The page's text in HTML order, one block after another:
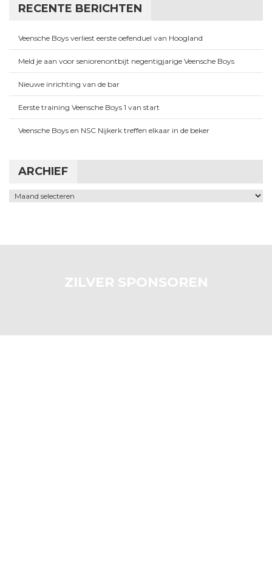
RECENTE BERICHTEN
Veensche Boys verliest eerste oefenduel van Hoogland
Meld je aan voor seniorenontbijt negentigjarige Veensche Boys
Nieuwe inrichting van de bar
Eerste training Veensche Boys 1 van start
Veensche Boys en NSC Nijkerk treffen elkaar in de beker
ARCHIEF
Archief
ZILVER SPONSOREN